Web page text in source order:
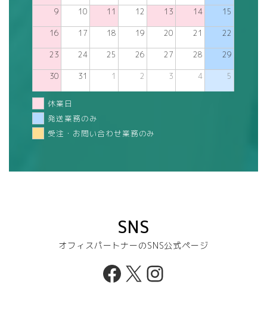
9 10 11 12 13 14 15
16 17 18 19 20 21 22
23 24 25 26 27 28 29
30 31 1 2 3 4 5
休業日
発送業務のみ
受注・お問い合わせ業務のみ
SNS
オフィスパートナーのSNS公式ページ
Facebook
X Instagram